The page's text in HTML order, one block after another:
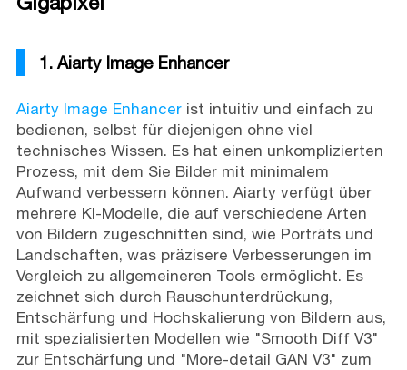
1. Aiarty Image Enhancer
Aiarty Image Enhancerist intuitiv und einfach zu
bedienen, selbst für diejenigen ohne viel
technisches Wissen. Es hat einen unkomplizierten
Prozess, mit dem Sie Bilder mit minimalem
Aufwand verbessern können. Aiarty verfügt über
mehrere KI-Modelle, die auf verschiedene Arten
von Bildern zugeschnitten sind, wie Porträts und
Landschaften, was präzisere Verbesserungen im
Vergleich zu allgemeineren Tools ermöglicht. Es
zeichnet sich durch Rauschunterdrückung,
Entschärfung und Hochskalierung von Bildern aus,
mit spezialisierten Modellen wie "Smooth Diff V3"
zur Entschärfung und "More-detail GAN V3" zum